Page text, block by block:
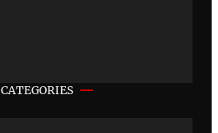
CATEGORIES